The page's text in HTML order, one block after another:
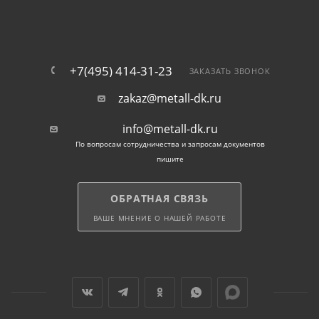
+7(495) 414-31-23 ЗАКАЗАТЬ ЗВОНОК
zakaz@metall-dk.ru
info@metall-dk.ru
По вопросам сотрудничества и запросам документов
пишите
ОБРАТНАЯ СВЯЗЬ
ВАШЕ МНЕНИЕ О НАШЕЙ РАБОТЕ